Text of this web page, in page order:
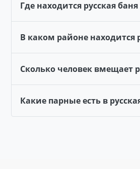
Где находится русская
В каком районе находится
Сколько человек вмещает
Какие парные есть в